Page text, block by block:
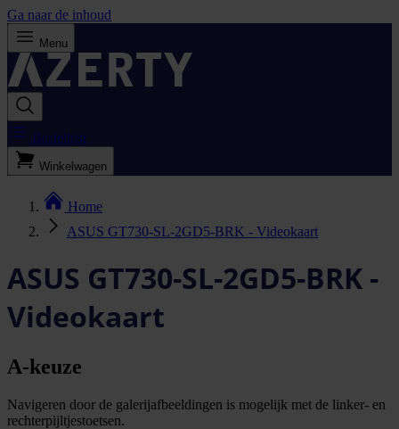
Ga naar de inhoud
Menu
Bestellijst
Winkelwagen
Home
ASUS GT730-SL-2GD5-BRK - Videokaart
ASUS GT730-SL-2GD5-BRK -
Videokaart
A-keuze
Navigeren door de galerijafbeeldingen is mogelijk met de linker- en
rechterpijltjestoetsen.